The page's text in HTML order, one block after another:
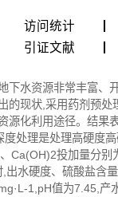
访问统计
引证文献
下水资源非常丰富、
的现状,采用药剂预处
源化利用途径。结果
处理是处理高硬度
Ca(OH)2投加量分别
,出水硬度、硫酸盐含
1,pH值为7.45,产